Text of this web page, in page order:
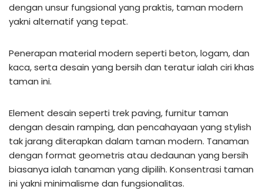
dengan unsur fungsional yang praktis, taman modern
yakni alternatif yang tepat.
Penerapan material modern seperti beton, logam, dan
kaca, serta desain yang bersih dan teratur ialah ciri khas
taman ini.
Element desain seperti trek paving, furnitur taman
dengan desain ramping, dan pencahayaan yang stylish
tak jarang diterapkan dalam taman modern. Tanaman
dengan format geometris atau dedaunan yang bersih
biasanya ialah tanaman yang dipilih. Konsentrasi taman
ini yakni minimalisme dan fungsionalitas.